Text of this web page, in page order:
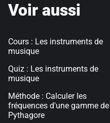
Voir aussi
Cours : Les instruments de
musique
Quiz : Les instruments de
musique
Méthode : Calculer les
fréquences d'une gamme de
Pythagore